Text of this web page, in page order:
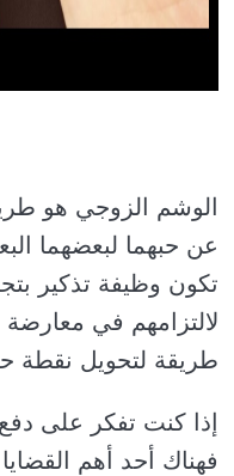
الوشم الزوجي هو
عن حبهما لبعضهما
تكون وظيفة تذكير
لالتزامهم في
طريقة لتحويل نقطة
إذا كنت تفكر على
فهناك أحد أهم